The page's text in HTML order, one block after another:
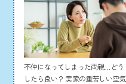
不仲になってしまった両親…どう
したら良い？ 実家の重苦しい空気